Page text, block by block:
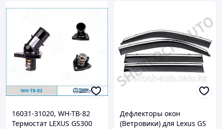
16031-31020, WH-TB-82
Термостат LEXUS GS300
Дефлекторы окон
(Ветровики) для Lexus GS